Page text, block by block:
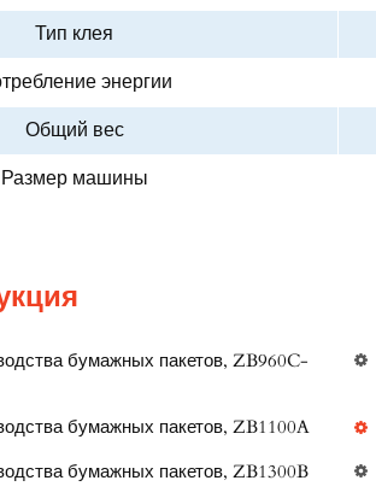
Тип клея
энергии
Общий вес
Размер машины
бумажных пакетов, ZB960C-
бумажных пакетов, ZB1100A
бумажных пакетов, ZB1300B